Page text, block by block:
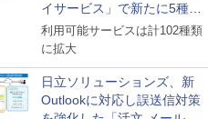
イサービス」で新たに5種類
のサービスと連携開始
利用可能サービスは計102種類
に拡大
日立ソリューションズ、新
Outlookに対応し誤送信対策